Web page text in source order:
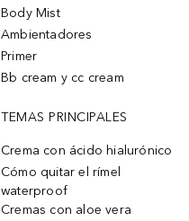
Body Mist
Ambientadores
Primer
Bb cream y cc cream
TEMAS PRINCIPALES
Crema con ácido hialurónico
Cómo quitar el rímel
waterproof
Cremas con aloe vera